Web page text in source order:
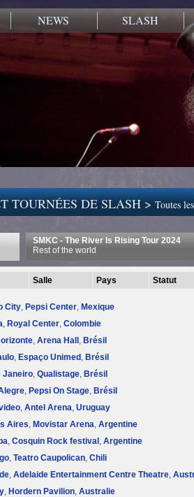
NEWS SLASH
TOURNÉES DE SLASH >Toutes
SMKC - The River Is Rising Tour 2024
Rest of the world
Salle Pays Statut
City, Pepsi Center, Mexique
, Royal Center, Colombie
, Arena Hall , Brésil
, Espaço Unimed , Brésil
Janeiro, Qualistage, Brésil
, Pepsi On Stage, Brésil
, Antel Arena, Uruguay
Aires, Movistar Arena, Argentine
, Cosquin Rock festival , Argentine
, Teatro Caupolican, Chili
, Adelaide Entertainment Centre Theatre,
, Hordern Pavilion, Australie